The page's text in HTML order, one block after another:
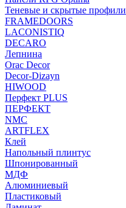
Теневые и скрытые профили
FRAMEDOORS
LACONISTIQ
DECARO
Лепнина
Orac Decor
Decor-Dizayn
HIWOOD
Перфект PLUS
ПЕРФЕКТ
NMC
ARTFLEX
Клей
Напольный плинтус
Шпонированный
МДФ
Алюминиевый
Пластиковый